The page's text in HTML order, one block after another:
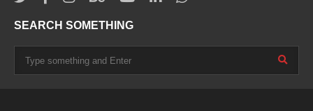
SEARCH SOMETHING